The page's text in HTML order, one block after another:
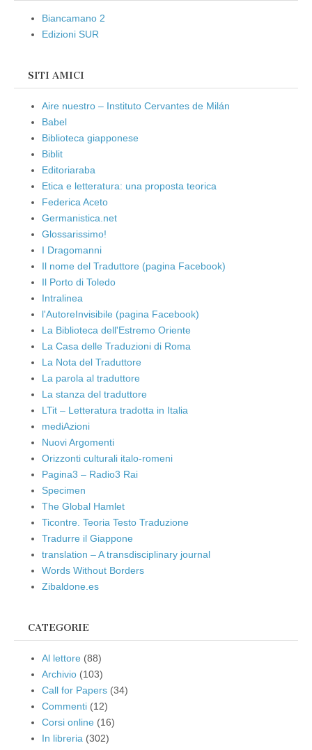
Biancamano 2
Edizioni SUR
SITI AMICI
Aire nuestro – Instituto Cervantes de Milán
Babel
Biblioteca giapponese
Biblit
Editoriaraba
Etica e letteratura: una proposta teorica
Federica Aceto
Germanistica.net
Glossarissimo!
I Dragomanni
Il nome del Traduttore (pagina Facebook)
Il Porto di Toledo
Intralinea
l'AutoreInvisibile (pagina Facebook)
La Biblioteca dell'Estremo Oriente
La Casa delle Traduzioni di Roma
La Nota del Traduttore
La parola al traduttore
La stanza del traduttore
LTit – Letteratura tradotta in Italia
mediAzioni
Nuovi Argomenti
Orizzonti culturali italo-romeni
Pagina3 – Radio3 Rai
Specimen
The Global Hamlet
Ticontre. Teoria Testo Traduzione
Tradurre il Giappone
translation – A transdisciplinary journal
Words Without Borders
Zibaldone.es
CATEGORIE
Al lettore (88)
Archivio (103)
Call for Papers (34)
Commenti (12)
Corsi online (16)
In libreria (302)